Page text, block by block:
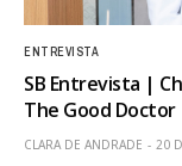
ENTREVISTA
SB Entrevista |
The Good Doctor
CLARA DE ANDRADE 20